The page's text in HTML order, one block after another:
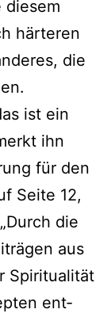
die­sem
här­te­ren
die
ist ein
ihn
für den
Seite 12,
die
aus
Spiritualität
ent­